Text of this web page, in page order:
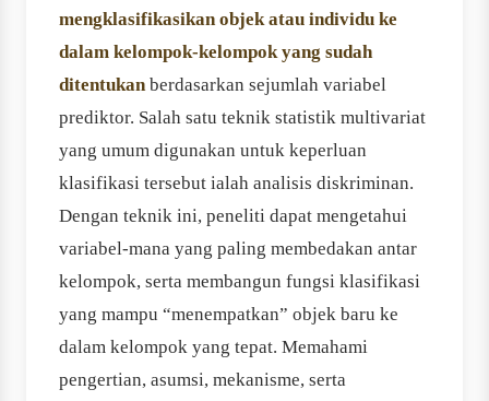
mengklasifikasikan objek atau individu ke
dalam kelompok-kelompok yang sudah
ditentukanberdasarkan sejumlah variabel
prediktor. Salah satu teknik statistik multivariat
yang umum digunakan untuk keperluan
klasifikasi tersebut ialah analisis diskriminan.
Dengan teknik ini, peneliti dapat mengetahui
variabel-mana yang paling membedakan antar
kelompok, serta membangun fungsi klasifikasi
yang mampu “menempatkan” objek baru ke
dalam kelompok yang tepat. Memahami
pengertian, asumsi, mekanisme, serta